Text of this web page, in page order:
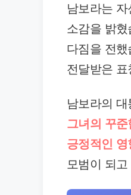
남보라는 자
소감을 밝
다짐을 전
전달받은
남보라의
그녀의 꾸
긍정적인
모범이 되